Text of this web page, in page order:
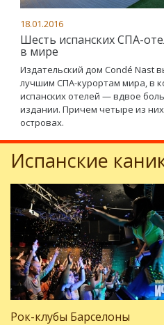
18.01.2016
Шесть испанских СПА-
в мире
Издательский дом Condé Nast
лучшим СПА-курортам мира, в
испанских отелей — вдвое
издании. Причем четыре из
островах.
Испанские
Рок-клубы Барселоны